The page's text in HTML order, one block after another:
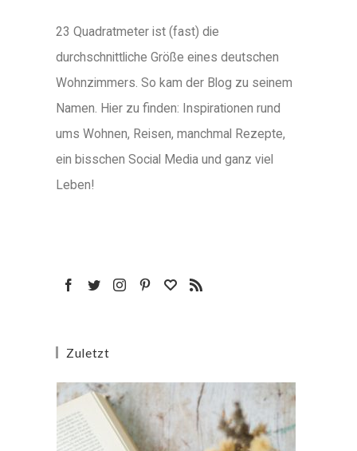
23 Quadratmeter ist (fast) die
durchschnittliche Größe eines deutschen
Wohnzimmers. So kam der Blog zu seinem
Namen. Hier zu finden: Inspirationen rund
ums Wohnen, Reisen, manchmal Rezepte,
ein bisschen Social Media und ganz viel
Leben!
Zuletzt